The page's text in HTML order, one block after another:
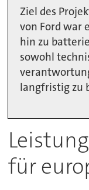
Ziel des
von Ford war
hin zu
sowohl
langfristig zu
für